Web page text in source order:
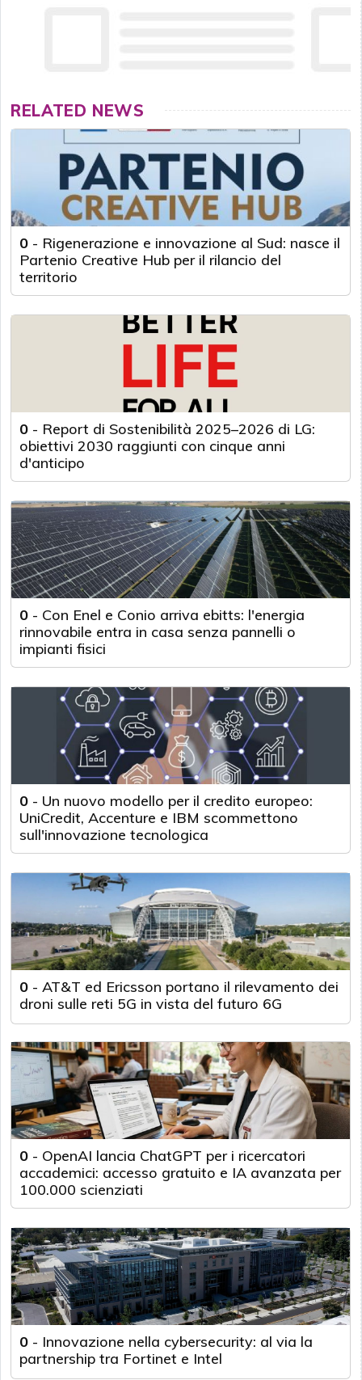
RELATED NEWS
0 - Rigenerazione e innovazione al Sud: nasce il
Partenio Creative Hub per il rilancio del
territorio
0 - Report di Sostenibilità 2025–2026 di LG:
obiettivi 2030 raggiunti con cinque anni
d'anticipo
0 - Con Enel e Conio arriva ebitts: l'energia
rinnovabile entra in casa senza pannelli o
impianti fisici
0 - Un nuovo modello per il credito europeo:
UniCredit, Accenture e IBM scommettono
sull'innovazione tecnologica
0 - AT&T ed Ericsson portano il rilevamento dei
droni sulle reti 5G in vista del futuro 6G
0 - OpenAI lancia ChatGPT per i ricercatori
accademici: accesso gratuito e IA avanzata per
100.000 scienziati
0 - Innovazione nella cybersecurity: al via la
partnership tra Fortinet e Intel